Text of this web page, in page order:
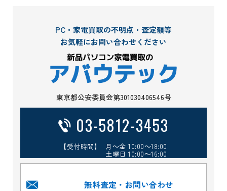
PC・家電買取の不明点・査定額等
お気軽にお問い合わせください
東京都公安委員会第301030406546号
03-5812-3453
【受付時間】 月～金 10:00～18:00
土曜日 10:00～16:00
無料査定・お問い合わせ